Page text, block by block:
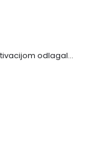
Zaštita životne sredine rekultivacijom odlagališta